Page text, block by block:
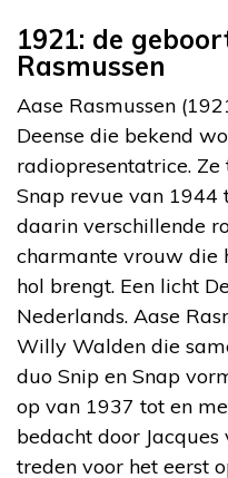
1921: de
Rasmussen
Aase Rasmussen
Deense die bekend
radiopresentatrice.
Snap revue van 1944
daarin verschillende
charmante vrouw die
hol brengt. Een licht
Nederlands. Aase
Willy Walden die
duo Snip en Snap
op van 1937 tot en
bedacht door Jacques
treden voor het eerst